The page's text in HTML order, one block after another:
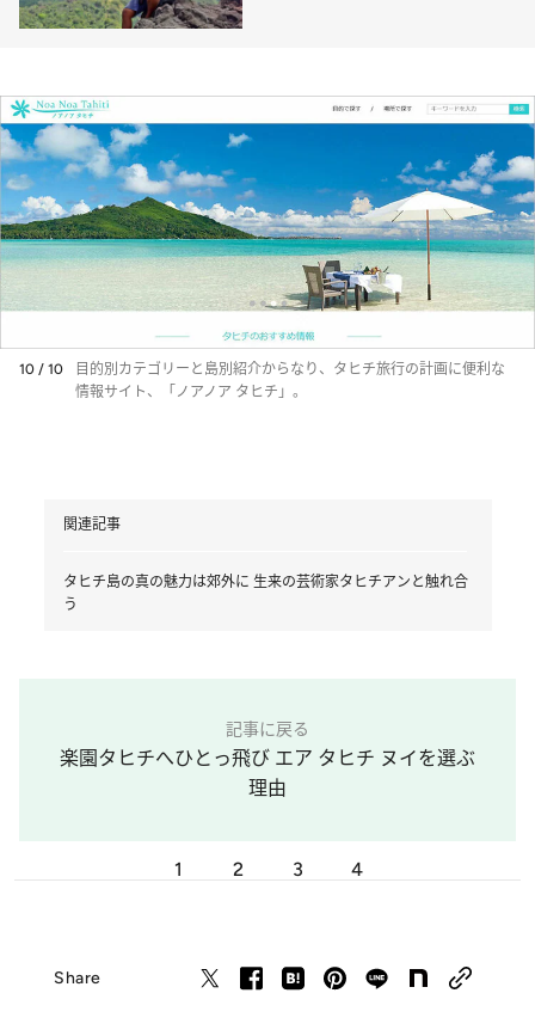
10 / 10
目的別カテゴリーと島別紹介からなり、タヒチ旅行の計画に便利な
情報サイト、「ノアノア タヒチ」。
関連記事
タヒチ島の真の魅力は郊外に 生来の芸術家タヒチアンと触れ合
う
記事に戻る
楽園タヒチへひとっ飛び エア タヒチ ヌイを選ぶ
理由
1 2 3 4
Share